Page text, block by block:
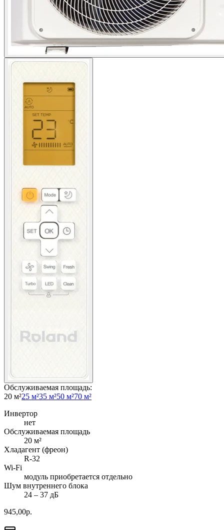
Обслуживаемая площадь:
20 м²25 м²35 м²50 м²70 м²
Инвертор
нет
Обслуживаемая площадь
20 м²
Хладагент (фреон)
R-32
Wi-Fi
модуль приобретается отдельно
Шум внутреннего блока
24 ‒ 37 дБ
945,00р.